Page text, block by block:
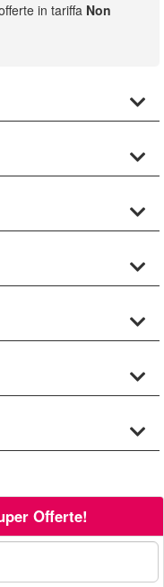
in tariffa Non
Offerte!